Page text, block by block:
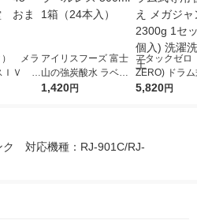
） メラ
ＩＶ 4
まけ
アイリスフーズ 富士
山の強炭酸水 ラベル
レス 500ml 1箱（24
1,420円
アタックゼロ
ZERO) ドラ
詰め替え メガ
5,820円
　対応機種：RJ-901C/RJ-